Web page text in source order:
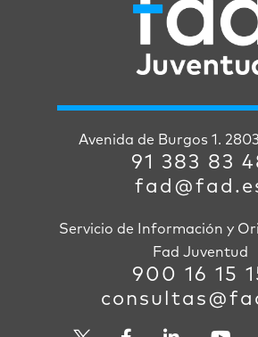
Avenida de Burgos 1.
91 383 83
Servicio de Información y
Fad Juventud
900 16 15